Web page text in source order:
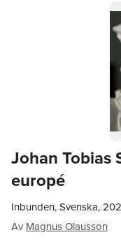
Johan Tobias
europé
Inbunden, Svenska,
Av Magnus Olausson